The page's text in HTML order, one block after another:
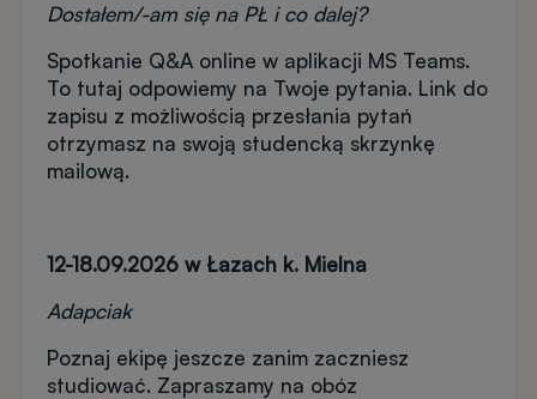
Dostałem/-am się na PŁ i co dalej?
Spotkanie Q&A online w aplikacji MS Teams.
To tutaj odpowiemy na Twoje pytania. Link do
zapisu z możliwością przesłania pytań
otrzymasz na swoją studencką skrzynkę
mailową.
12-18.09.2026 w Łazach k. Mielna
Adapciak
Poznaj ekipę jeszcze zanim zaczniesz
studiować. Zapraszamy na obóz